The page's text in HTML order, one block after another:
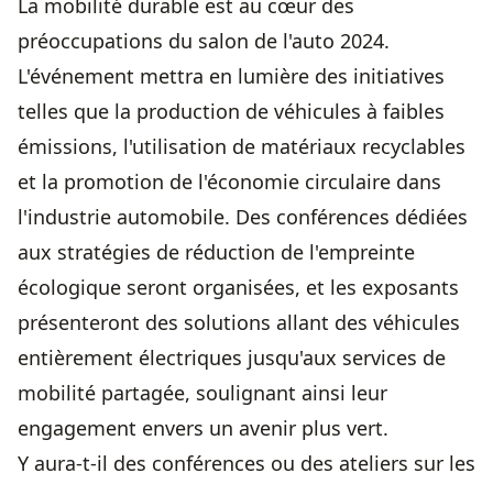
La mobilité durable est au cœur des
préoccupations du salon de l'auto 2024.
L'événement mettra en lumière des initiatives
telles que la production de véhicules à faibles
émissions, l'utilisation de matériaux recyclables
et la promotion de l'économie circulaire dans
l'industrie automobile. Des conférences dédiées
aux stratégies de réduction de l'empreinte
écologique seront organisées, et les exposants
présenteront des solutions allant des véhicules
entièrement électriques jusqu'aux services de
mobilité partagée, soulignant ainsi leur
engagement envers un avenir plus vert.
Y aura-t-il des conférences ou des ateliers sur les